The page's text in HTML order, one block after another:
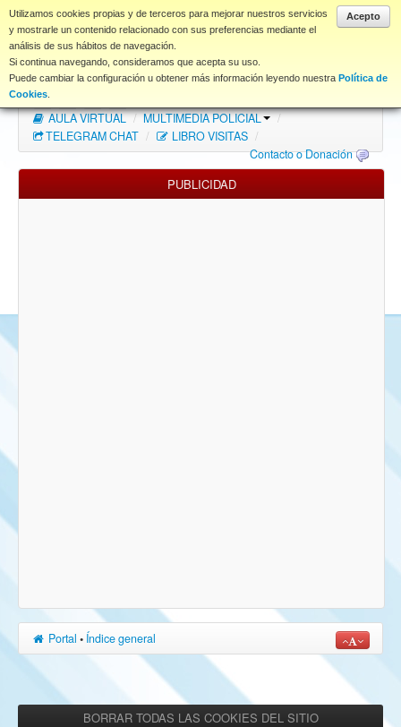
Acepto
Utilizamos cookies propias y de terceros para mejorar nuestros servicios
y mostrarle un contenido relacionado con sus preferencias mediante el
análisis de sus hábitos de navegación.
Si continua navegando, consideramos que acepta su uso.
Puede cambiar la configuración u obtener más información leyendo nuestra Política de
Cookies
www.coet.es
Portal
Índice Foros
FAQ
NORMAS FORO
Descargas
AULA VIRTUAL / MULTIMEDIA POLICIAL
/
TELEGRAM CHAT / LIBRO VISITAS /
Contacto o Donación
PUBLICIDAD
Portal • Índice general
BORRAR TODAS LAS COOKIES DEL SITIO